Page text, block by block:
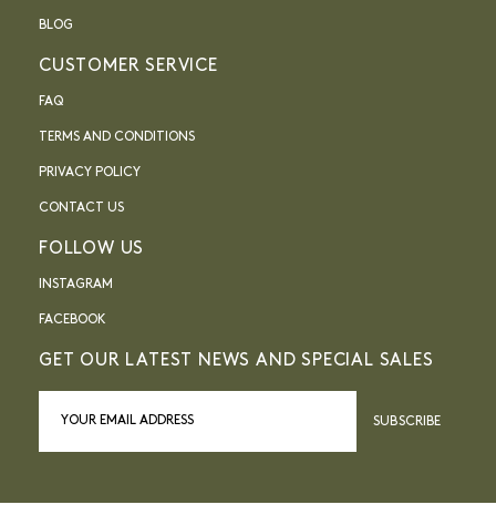
BLOG
CUSTOMER SERVICE
FAQ
TERMS AND CONDITIONS
PRIVACY POLICY
CONTACT US
FOLLOW US
INSTAGRAM
FACEBOOK
GET OUR LATEST NEWS AND SPECIAL SALES
SUBSCRIBE